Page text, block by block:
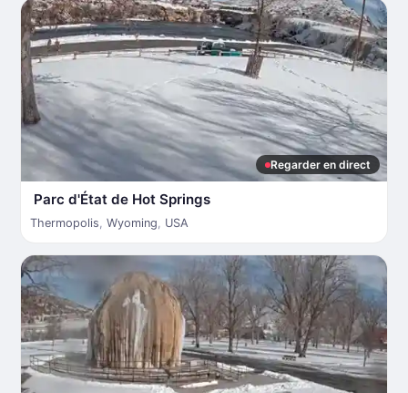
Regarder en direct
Parc d'État de Hot Springs
Thermopolis, Wyoming, USA